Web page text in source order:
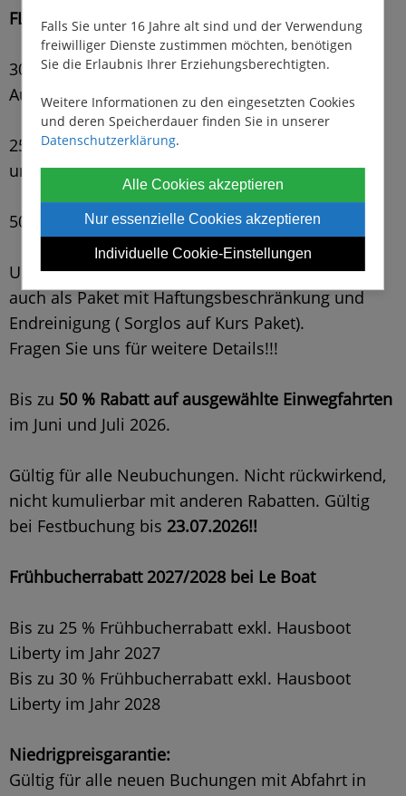
Falls Sie unter 16 Jahre alt sind und der Verwendung
freiwilliger Dienste zustimmen möchten, benötigen
Sie die Erlaubnis Ihrer Erziehungsberechtigten.
Weitere Informationen zu den eingesetzten Cookies
und deren Speicherdauer finden Sie in unserer
Datenschutzerklärung.
Alle Cookies akzeptieren
Nur essenzielle Cookies akzeptieren
Individuelle Cookie-Einstellungen
FLASH SALE ANGEBOT BEI LE BOAT
30 % Rabatt auf alle Buchungen von Juni bis
August 2026 exkl. Hausboot Liberty
25 % Rabatt auf alle Buchungen im September
und Oktober 2026 exkl. Hausboot Liberty
50 % Rabatt bei Buchung der Endreinigung
Unbegrenzter Treibstoff ist wieder verfügbar und
auch als Paket mit Haftungsbeschränkung und
Endreinigung ( Sorglos auf Kurs Paket).
Fragen Sie uns für weitere Details!!!
Bis zu 50 % Rabatt auf ausgewählte Einwegfahrten
im Juni und Juli 2026.
Gültig für alle Neubuchungen. Nicht rückwirkend,
nicht kumulierbar mit anderen Rabatten. Gültig
bei Festbuchung bis 23.07.2026!!
Frühbucherrabatt 2027/2028 bei Le Boat
Bis zu 25 % Frühbucherrabatt exkl. Hausboot
Liberty im Jahr 2027
Bis zu 30 % Frühbucherrabatt exkl. Hausboot
Liberty im Jahr 2028
Niedrigpreisgarantie:
Gültig für alle neuen Buchungen mit Abfahrt in